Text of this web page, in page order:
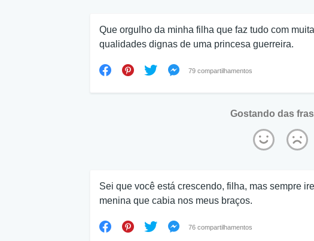
Que orgulho da minha filha que faz tudo com
qualidades dignas de uma princesa guerreira.
79 compartilhamentos
Gostando das
Sei que você está crescendo, filha, mas sempre
menina que cabia nos meus braços.
76 compartilhamentos